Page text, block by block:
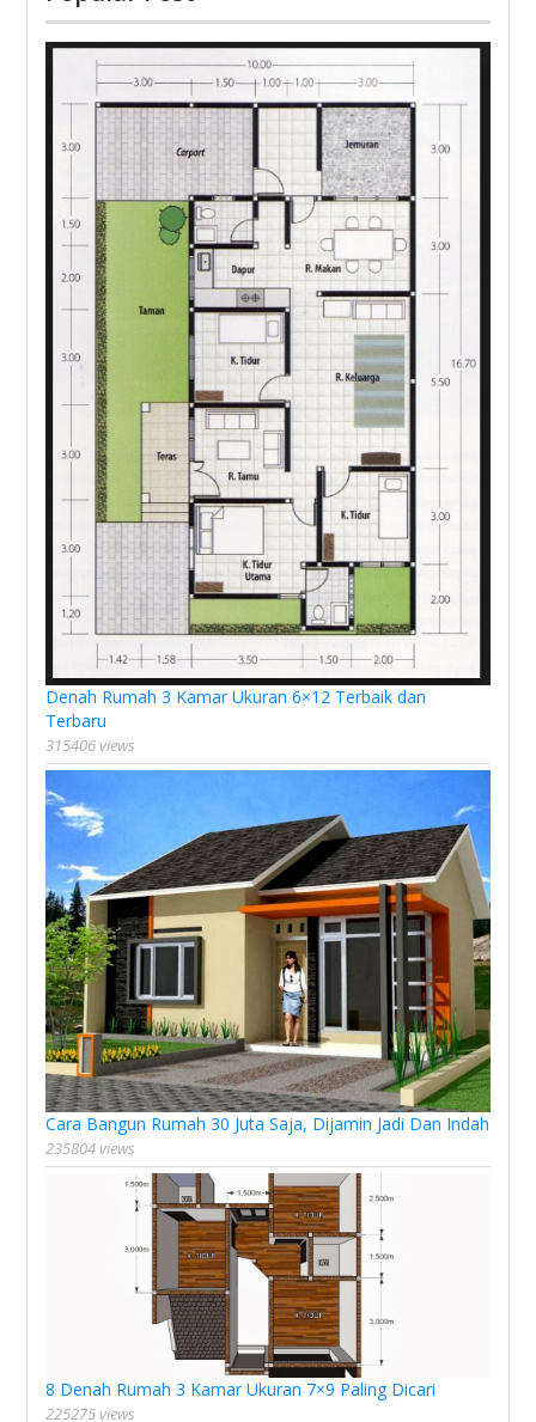
Denah Rumah 3 Kamar Ukuran 6×12 Terbaik dan
Terbaru
315406 views
Cara Bangun Rumah 30 Juta Saja, Dijamin Jadi Dan Indah
235804 views
8 Denah Rumah 3 Kamar Ukuran 7×9 Paling Dicari
225275 views